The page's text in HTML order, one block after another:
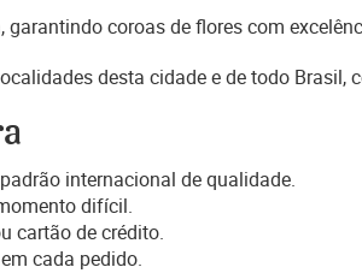
coroas de flores com
desta cidade e de todo Brasil,
internacional de qualidade.
difícil.
cartão de crédito.
cada pedido.